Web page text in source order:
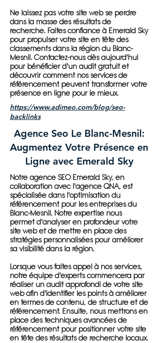
Ne laissez pas votre site web se perdre
dans la masse des résultats de
recherche. Faites confiance à Emerald Sky
pour propulser votre site en tête des
classements dans la région du Blanc-
Mesnil. Contactez-nous dès aujourd'hui
pour bénéficier d'un audit gratuit et
découvrir comment nos services de
référencement peuvent transformer votre
présence en ligne pour le mieux.
https://www.adimeo.com/blog/seo-
backlinks
Agence Seo Le Blanc-Mesnil:
Augmentez Votre Présence en
Ligne avec Emerald Sky
Notre agence SEO Emerald Sky, en
collaboration avec l'agence QNA, est
spécialisée dans l'optimisation du
référencement pour les entreprises du
Blanc-Mesnil. Notre expertise nous
permet d'analyser en profondeur votre
site web et de mettre en place des
stratégies personnalisées pour améliorer
sa visibilité dans la région.
Lorsque vous faites appel à nos services,
notre équipe d'experts commencera par
réaliser un audit approfondi de votre site
web afin d'identifier les points à améliorer
en termes de contenu, de structure et de
référencement. Ensuite, nous mettrons en
place des techniques avancées de
référencement pour positionner votre site
en tête des résultats de recherche locaux.